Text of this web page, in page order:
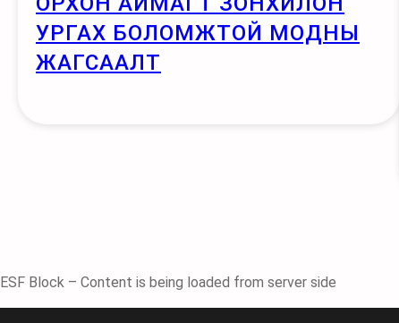
УРГАХ БОЛОМЖТОЙ МОДНЫ
ЖАГСААЛТ
ESF Block – Content is being loaded from server side